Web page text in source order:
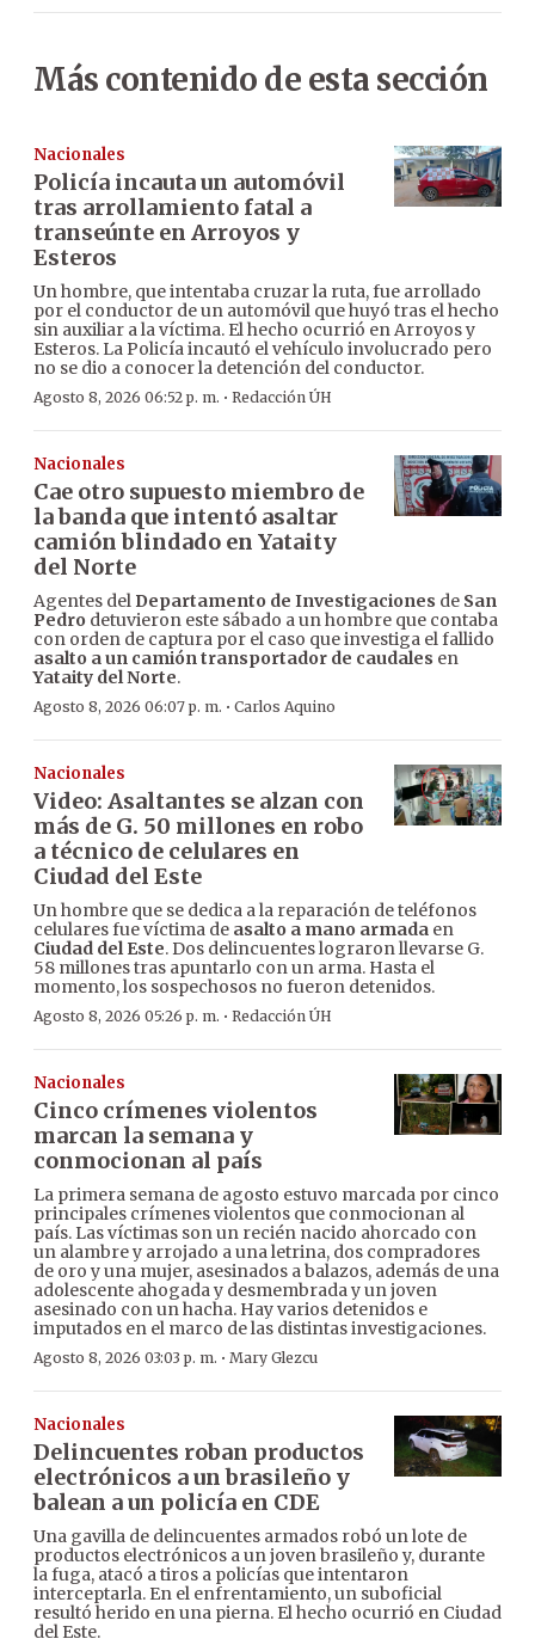
Más contenido de esta sección
Nacionales
Policía incauta un automóvil
tras arrollamiento fatal a
transeúnte en Arroyos y
Esteros
Un hombre, que intentaba cruzar la ruta, fue arrollado
por el conductor de un automóvil que huyó tras el hecho
sin auxiliar a la víctima. El hecho ocurrió en Arroyos y
Esteros. La Policía incautó el vehículo involucrado pero
no se dio a conocer la detención del conductor.
Agosto 8, 2026 06:52 p. m. · Redacción ÚH
Nacionales
Cae otro supuesto miembro de
la banda que intentó asaltar
camión blindado en Yataity
del Norte
Agentes del Departamento de Investigaciones de San
Pedro detuvieron este sábado a un hombre que contaba
con orden de captura por el caso que investiga el fallido
asalto a un camión transportador de caudales en
Yataity del Norte.
Agosto 8, 2026 06:07 p. m. · Carlos Aquino
Nacionales
Video: Asaltantes se alzan con
más de G. 50 millones en robo
a técnico de celulares en
Ciudad del Este
Un hombre que se dedica a la reparación de teléfonos
celulares fue víctima de asalto a mano armada en
Ciudad del Este. Dos delincuentes lograron llevarse G.
58 millones tras apuntarlo con un arma. Hasta el
momento, los sospechosos no fueron detenidos.
Agosto 8, 2026 05:26 p. m. · Redacción ÚH
Nacionales
Cinco crímenes violentos
marcan la semana y
conmocionan al país
La primera semana de agosto estuvo marcada por cinco
principales crímenes violentos que conmocionan al
país. Las víctimas son un recién nacido ahorcado con
un alambre y arrojado a una letrina, dos compradores
de oro y una mujer, asesinados a balazos, además de una
adolescente ahogada y desmembrada y un joven
asesinado con un hacha. Hay varios detenidos e
imputados en el marco de las distintas investigaciones.
Agosto 8, 2026 03:03 p. m. · Mary Glezcu
Nacionales
Delincuentes roban productos
electrónicos a un brasileño y
balean a un policía en CDE
Una gavilla de delincuentes armados robó un lote de
productos electrónicos a un joven brasileño y, durante
la fuga, atacó a tiros a policías que intentaron
interceptarla. En el enfrentamiento, un suboficial
resultó herido en una pierna. El hecho ocurrió en Ciudad
del Este.